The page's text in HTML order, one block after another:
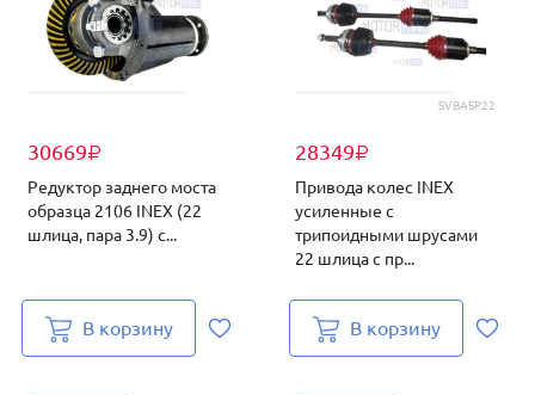
30669₽
Редуктор заднего моста
образца 2106 INEX (22
шлица, пара 3.9) с...
В корзину
SVBASP22
28349₽
Привода колес INEX
усиленные с
трипоидными шрусами
22 шлица с пр...
В корзину